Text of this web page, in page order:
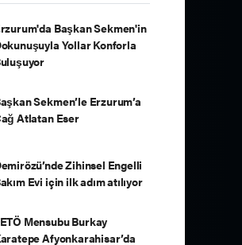
Başkan Sekmen'in
Yollar Konforla
Sekmen’le Erzurum’a
Atlatan Eser
Zihinsel Engelli
Evi için ilk adım atılıyor
Mensubu Burkay
Afyonkarahisar’da